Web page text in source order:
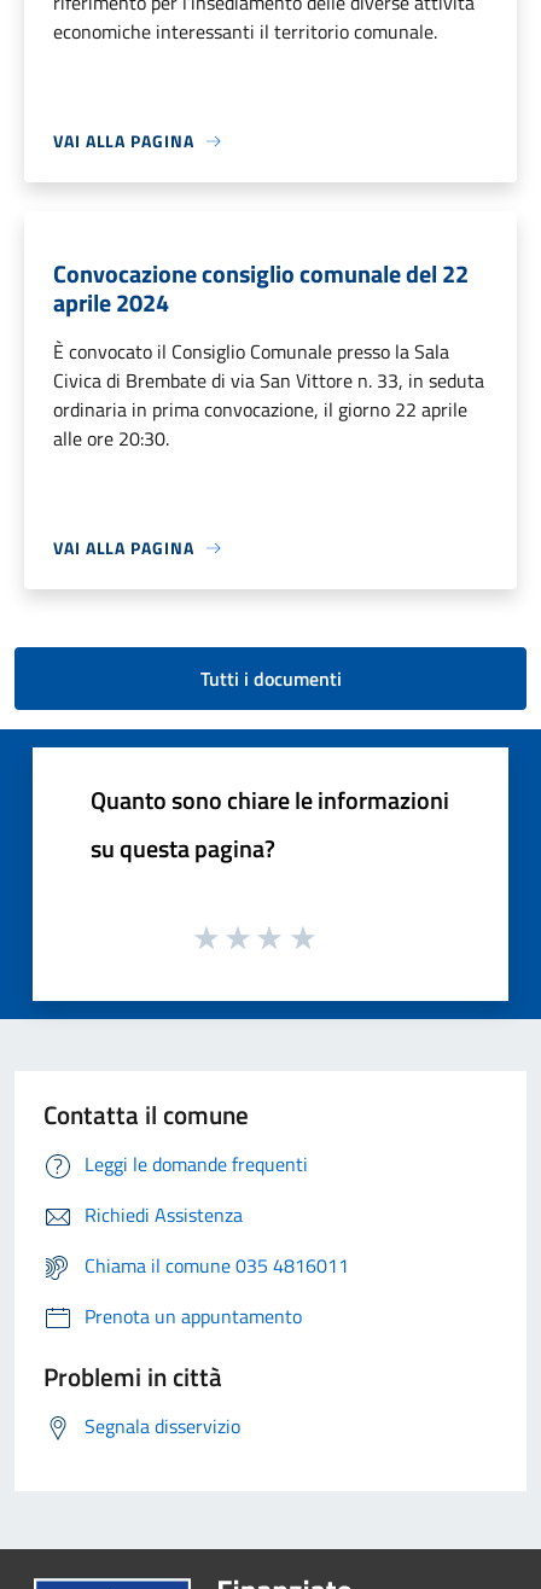
economiche interessanti il territorio comunale.
VAI ALLA PAGINA
Convocazione consiglio comunale del 22
aprile 2024
È convocato il Consiglio Comunale presso la Sala
Civica di Brembate di via San Vittore n. 33, in seduta
ordinaria in prima convocazione, il giorno 22 aprile
alle ore 20:30.
VAI ALLA PAGINA
Tutti i documenti
Quanto sono chiare le informazioni
su questa pagina?
Contatta il comune
Leggi le domande frequenti
Richiedi Assistenza
Chiama il comune 035 4816011
Prenota un appuntamento
Problemi in città
Segnala disservizio